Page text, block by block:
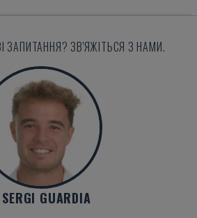
ЗАПИТАННЯ? ЗВ'ЯЖІТЬСЯ З НАМИ.
SERGI GUARDIA